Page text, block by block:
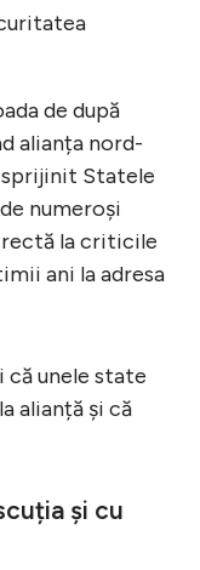
de după
alianța nord-
Statele
numeroși
la criticile
ani la adresa
unele state
alianță și că
și cu